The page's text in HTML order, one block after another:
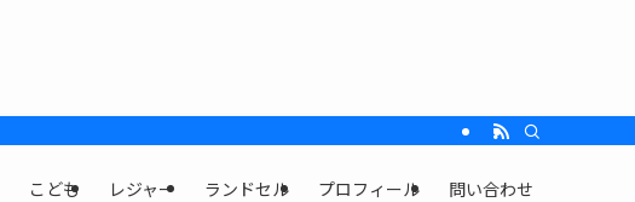
こども レジャー ランドセル プロフィール 問い合わせ